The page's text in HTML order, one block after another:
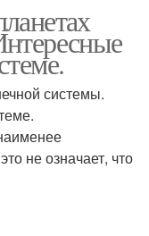
системы.
не означает, что